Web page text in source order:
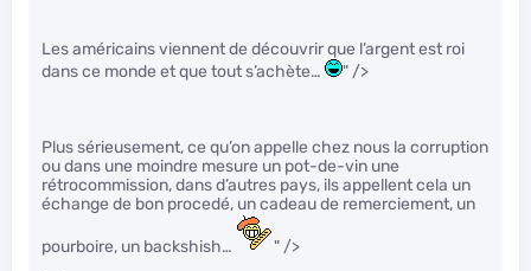
Les américains viennent de découvrir que l’argent est roi
dans ce monde et que tout s’achète…
" />
Plus sérieusement, ce qu’on appelle chez nous la corruption
ou dans une moindre mesure un pot-de-vin une
rétrocommission, dans d’autres pays, ils appellent cela un
échange de bon procedé, un cadeau de remerciement, un
pourboire, un backshish…
" />